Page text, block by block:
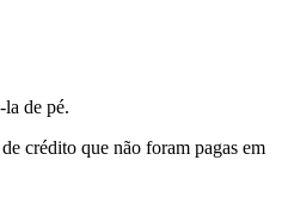
la de pé.
crédito que não foram pagas em